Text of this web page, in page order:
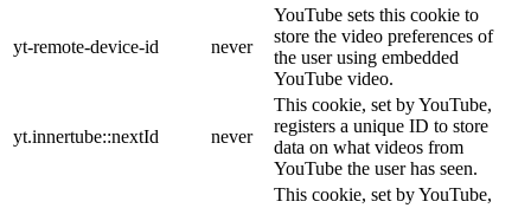
yt-remote-device-id never
YouTube sets this cookie to
store the video preferences of
the user using embedded
YouTube video.
yt.innertube::nextId never
This cookie, set by YouTube,
registers a unique ID to store
data on what videos from
YouTube the user has seen.
This cookie, set by YouTube,